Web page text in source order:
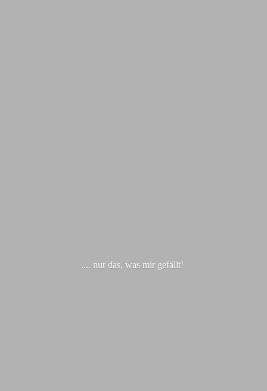
.... nur das, was mir gefällt!